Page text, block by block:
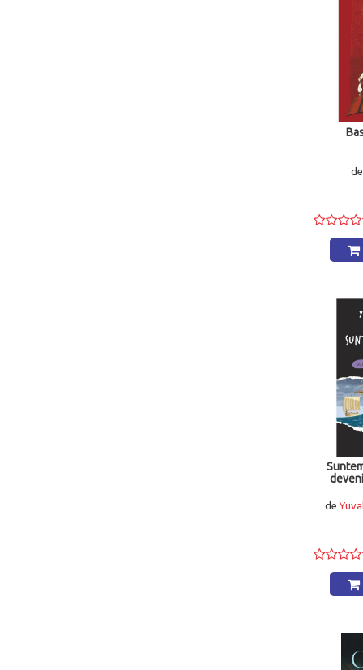
de
de